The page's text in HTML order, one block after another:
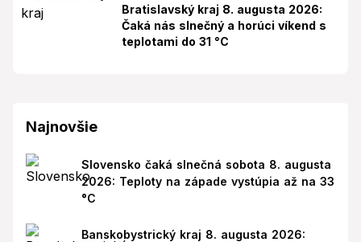
Bratislavský kraj 8. augusta 2026:
Čaká nás slnečný a horúci víkend s
teplotami do 31 °C
Najnovšie
Slovensko čaká slnečná sobota 8. augusta
2026: Teploty na západe vystúpia až na 33
°C
Banskobystrický kraj 8. augusta 2026: